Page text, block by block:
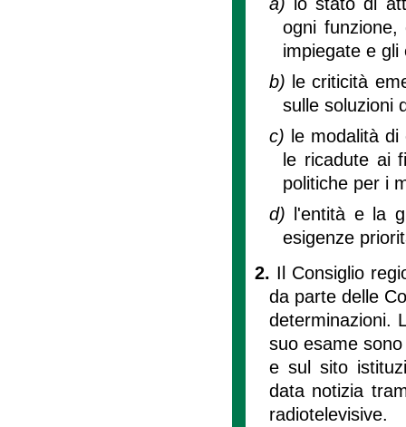
ogni funzione,
impiegate e gli
b) le criticità
sulle soluzioni
c) le modalità
le ricadute ai
politiche per i
d)
l'entità e la
esigenze
2. Il Consiglio
da parte delle
determinazioni.
suo esame
e sul sito
data notizia
radiotelevisive.